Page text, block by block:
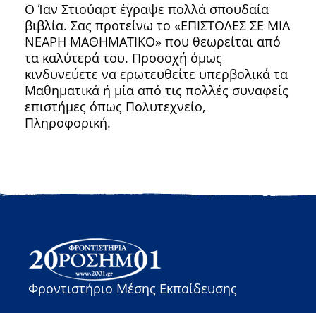
Ο Ίαν Στιούαρτ έγραψε πολλά σπουδαία
βιβλία. Σας προτείνω το «ΕΠΙΣΤΟΛΕΣ ΣΕ ΜΙΑ
ΝΕΑΡΗ ΜΑΘΗΜΑΤΙΚΟ» που θεωρείται από
τα καλύτερά του. Προσοχή όμως
κινδυνεύετε να ερωτευθείτε υπερβολικά τα
Μαθηματικά ή μία από τις πολλές συναφείς
επιστήμες όπως Πολυτεχνείο,
Πληροφορική.
Φροντιστήριο Μέσης Εκπαίδευσης